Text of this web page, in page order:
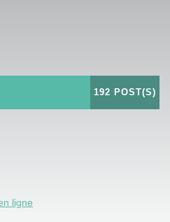
192 POST(S)
ligne